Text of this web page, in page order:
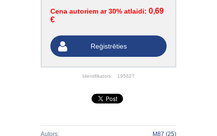
Cena autoriem ar 30% atlaidi: 0,69
€
Reģistrēties
Identifikators: 195627
Autors: M87 (25)